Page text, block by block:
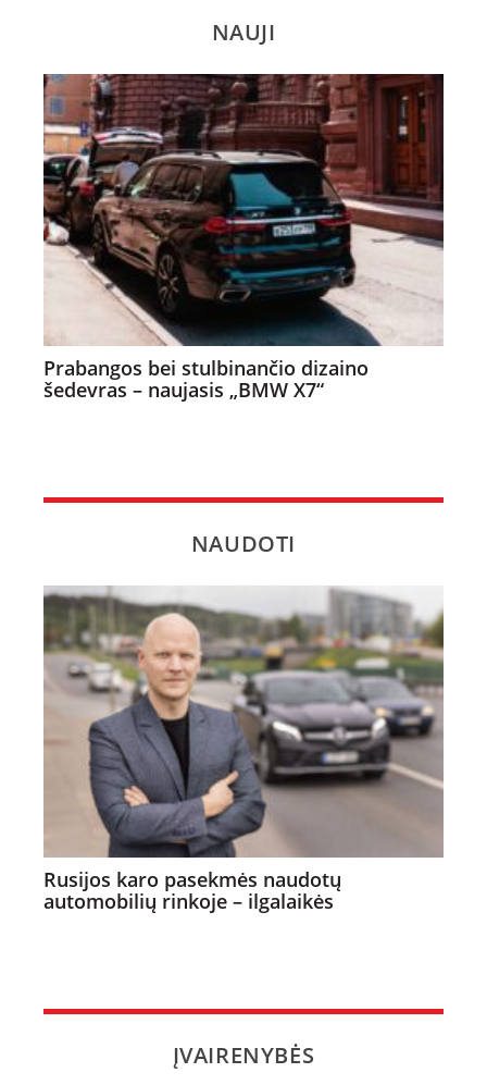
NAUJI
Prabangos bei stulbinančio dizaino
šedevras – naujasis „BMW X7“
NAUDOTI
Rusijos karo pasekmės naudotų
automobilių rinkoje – ilgalaikės
ĮVAIRENYBĖS